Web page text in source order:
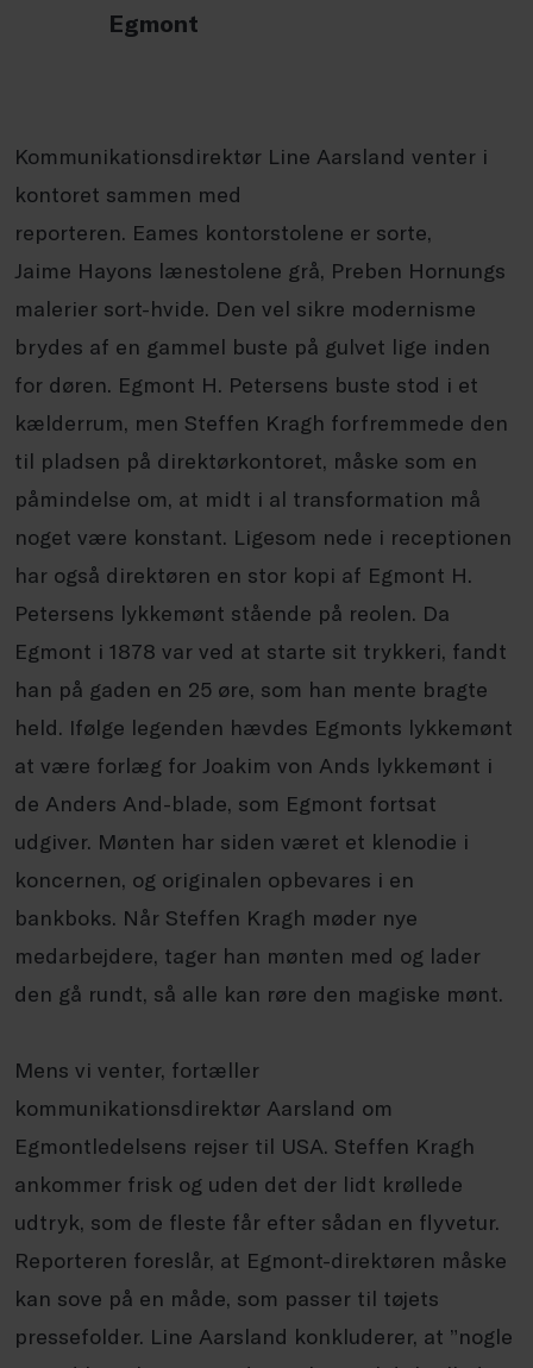
Egmont
Kommunikationsdirektør Line Aarsland venter i
kontoret sammen med
reporteren. Eames kontorstolene er sorte,
Jaime Hayons lænestolene grå, Preben Hornungs
malerier sort-hvide. Den vel sikre modernisme
brydes af en gammel buste på gulvet lige inden
for døren. Egmont H. Petersens buste stod i et
kælderrum, men Steffen Kragh forfremmede den
til pladsen på direktørkontoret, måske som en
påmindelse om, at midt i al transformation må
noget være konstant. Ligesom nede i receptionen
har også direktøren en stor kopi af Egmont H.
Petersens lykkemønt stående på reolen. Da
Egmont i 1878 var ved at starte sit trykkeri, fandt
han på gaden en 25 øre, som han mente bragte
held. Ifølge legenden hævdes Egmonts lykkemønt
at være forlæg for Joakim von Ands lykkemønt i
de Anders And-blade, som Egmont fortsat
udgiver. Mønten har siden været et klenodie i
koncernen, og originalen opbevares i en
bankboks. Når Steffen Kragh møder nye
medarbejdere, tager han mønten med og lader
den gå rundt, så alle kan røre den magiske mønt.
Mens vi venter, fortæller
kommunikationsdirektør Aarsland om
Egmontledelsens rejser til USA. Steffen Kragh
ankommer frisk og uden det der lidt krøllede
udtryk, som de fleste får efter sådan en flyvetur.
Reporteren foreslår, at Egmont-direktøren måske
kan sove på en måde, som passer til tøjets
pressefolder. Line Aarsland konkluderer, at ”nogle